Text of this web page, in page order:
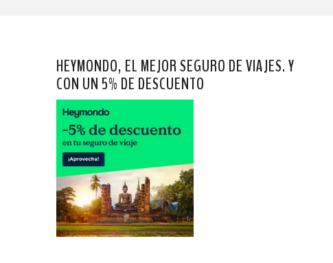
HEYMONDO, EL MEJOR SEGURO DE VIAJES. Y
CON UN 5% DE DESCUENTO